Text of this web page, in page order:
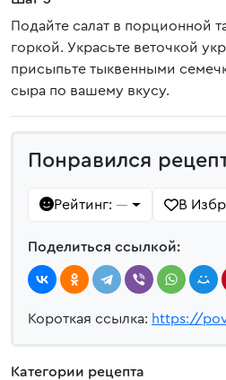
Подайте салат в порционной
горкой. Украсьте веточкой
присыпьте тыквенными
сыра по вашему вкусу.
Понравился
Рейтинг: — В
Поделиться ссылкой:
Короткая ссылка: https://
Категории рецепта